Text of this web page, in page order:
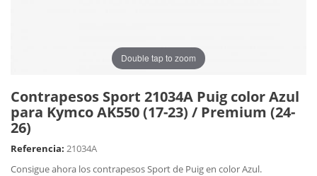
Double tap to zoom
Contrapesos Sport 21034A Puig color Azul
para Kymco AK550 (17-23) / Premium (24-
26)
Referencia: 21034A
Consigue ahora los contrapesos Sport de Puig en color Azul.